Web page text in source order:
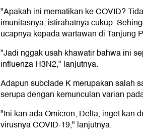
"Apakah ini mematikan ke COVID?
imunitasnya, istirahatnya cukup.
ucapnya kepada wartawan di Tanjung
"Jadi nggak usah khawatir bahwa ini
influenza H3N2," lanjutnya.
Adapun subclade K merupakan salah
serupa dengan kemunculan varian
"Ini kan ada Omicron, Delta, inget kan
virusnya COVID-19," lanjutnya.